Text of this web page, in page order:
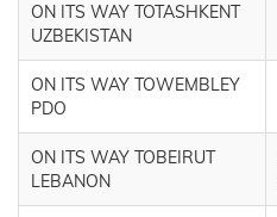
ON ITS WAY TOTASHKENT
UZBEKISTAN
ON ITS WAY TOWEMBLEY
PDO
ON ITS WAY TOBEIRUT
LEBANON